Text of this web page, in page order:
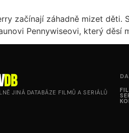
začínají záhadně mizet
Pennywiseovi, který děsí
DB
JINÁ DATABÁZE FILMŮ A SERIÁLŮ